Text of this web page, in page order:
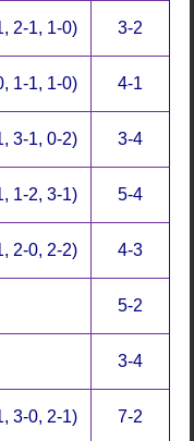
2-1, 1-0) 3-2
1-1, 1-0) 4-1
3-1, 0-2) 3-4
1-2, 3-1) 5-4
2-0, 2-2) 4-3
5-2
3-4
3-0, 2-1) 7-2